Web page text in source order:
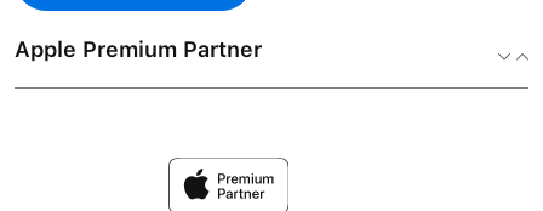
Apple Premium Partner